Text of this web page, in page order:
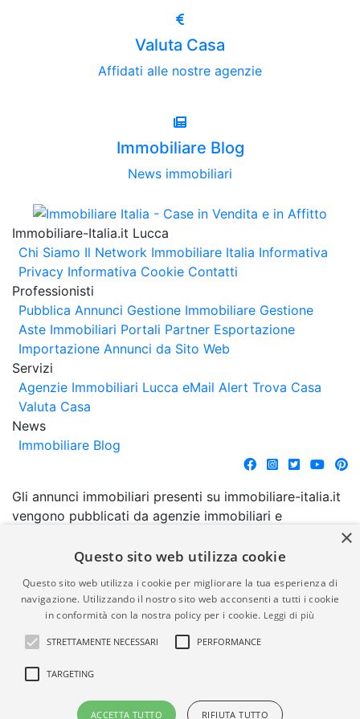
Valuta Casa
Affidati alle nostre agenzie
Immobiliare Blog
News immobiliari
Immobiliare-Italia.it Lucca
Chi Siamo Il Network Immobiliare Italia Informativa
Privacy Informativa Cookie Contatti
Professionisti
Pubblica Annunci Gestione Immobiliare Gestione
Aste Immobiliari Portali Partner Esportazione
Importazione Annunci da Sito Web
Servizi
Agenzie Immobiliari Lucca eMail Alert Trova Casa
Valuta Casa
News
Immobiliare Blog
Gli annunci immobiliari presenti su immobiliare-italia.it
vengono pubblicati da agenzie immobiliari e
comporta l'approvazione o l'avallo da parte di
garanzia da parte di quest'ultima. immobiliare-italia.it
quindi non è responsabile della veridicità, della
correttezza, della completezza, della normativa in
materia di privacy e/o di alcun altro aspetto dei
suddetti annunci.
© Copyright 2007 - 2026
Powered by
×
Questo sito web utilizza cookie
Questo sito web utilizza i cookie per migliorare la tua esperienza di
navigazione. Utilizzando il nostro sito web acconsenti a tutti i cookie
in conformità con la nostra policy per i cookie. Leggi di più
STRETTAMENTE NECESSARI PERFORMANCE
TARGETING
ACCETTA TUTTO RIFIUTA TUTTO